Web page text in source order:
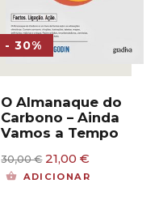
- 30%
O Almanaque do
Carbono – Ainda
Vamos a Tempo
30,00€ O
preço
21,00€
preço
ADICIONAR